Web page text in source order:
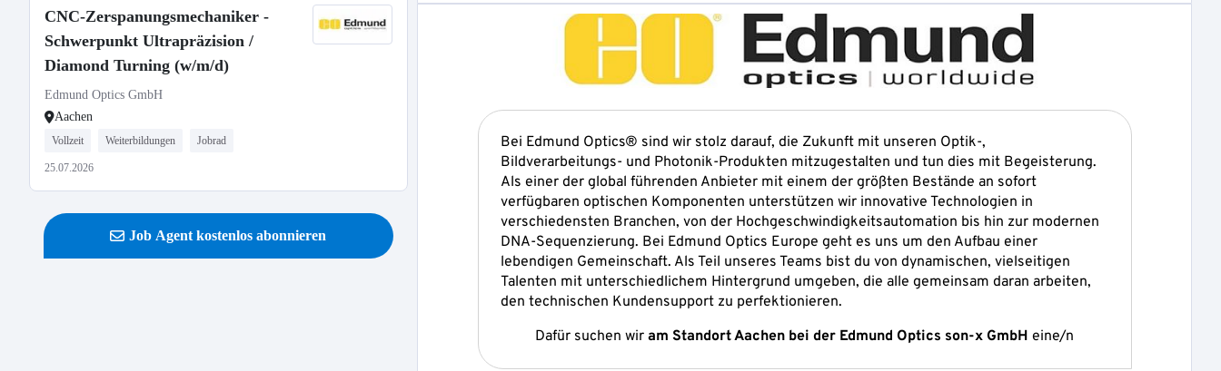
CNC-Zerspanungsmechaniker -
Schwerpunkt Ultrapräzision /
Diamond Turning (w/m/d)
Edmund Optics GmbH
Aachen
Vollzeit Weiterbildungen Jobrad
25.07.2026
Job Agent kostenlos abonnieren